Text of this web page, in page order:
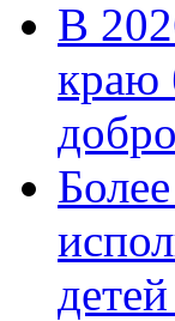
В
краю